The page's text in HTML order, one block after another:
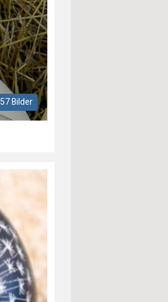
57 Bilder